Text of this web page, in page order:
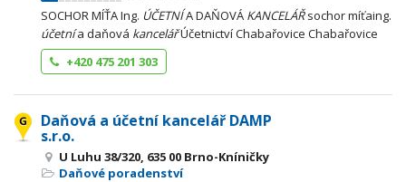
SOCHOR MÍŤA Ing. ÚČETNÍA DAŇOVÁ KANCELÁŘsochor míťaing.
účetnía daňová kancelářÚčetnictví Chabařovice Chabařovice
+420 475 201 303
Daňová a účetní kancelář DAMP
s.r.o.
U Luhu 38/320, 635 00 Brno-Kníničky
Daňové poradenství